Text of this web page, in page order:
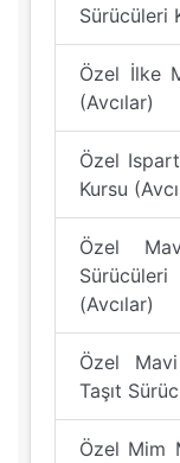
Sürücüleri
Özel İlke
(Avcılar)
Özel
Kursu
Özel
(Avcılar)
Özel
Taşıt
Özel Mim